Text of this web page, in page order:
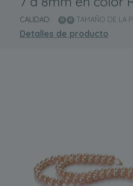
CALIDAD: TAMAÑO DE LA
Detalles de producto